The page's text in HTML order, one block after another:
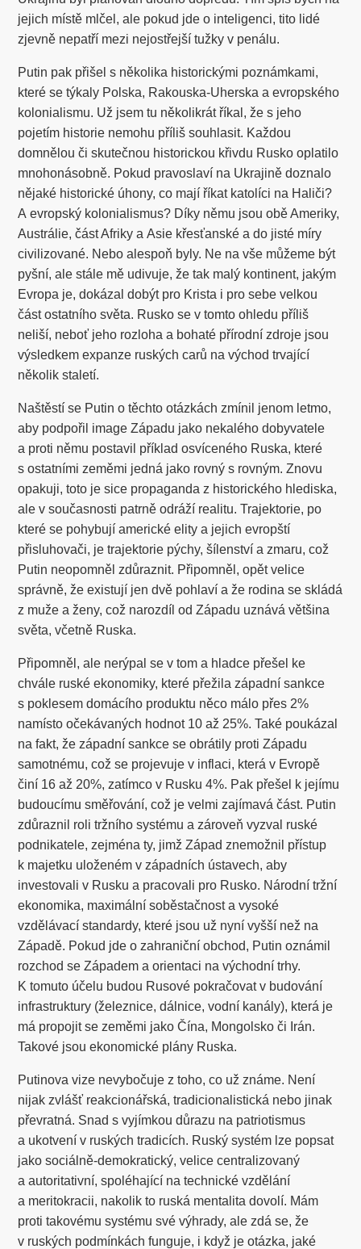
jejich místě mlčel, ale pokud jde o inteligenci, tito lidé
zjevně nepatří mezi nejostřejší tužky v penálu.
Putin pak přišel s několika historickými poznámkami,
které se týkaly Polska, Rakouska-Uherska a evropského
kolonialismu. Už jsem tu několikrát říkal, že s jeho
pojetím historie nemohu příliš souhlasit. Každou
domnělou či skutečnou historickou křivdu Rusko oplatilo
mnohonásobně. Pokud pravoslaví na Ukrajině doznalo
nějaké historické úhony, co mají říkat katolíci na Haliči?
A evropský kolonialismus? Díky němu jsou obě Ameriky,
Austrálie, část Afriky a Asie křesťanské a do jisté míry
civilizované. Nebo alespoň byly. Ne na vše můžeme být
pyšní, ale stále mě udivuje, že tak malý kontinent, jakým
Evropa je, dokázal dobýt pro Krista i pro sebe velkou
část ostatního světa. Rusko se v tomto ohledu příliš
neliší, neboť jeho rozloha a bohaté přírodní zdroje jsou
výsledkem expanze ruských carů na východ trvající
několik staletí.
Naštěstí se Putin o těchto otázkách zmínil jenom letmo,
aby podpořil image Západu jako nekalého dobyvatele
a proti němu postavil příklad osvíceného Ruska, které
s ostatními zeměmi jedná jako rovný s rovným. Znovu
opakuji, toto je sice propaganda z historického hlediska,
ale v současnosti patrně odráží realitu. Trajektorie, po
které se pohybují americké elity a jejich evropští
přisluhovači, je trajektorie pýchy, šílenství a zmaru, což
Putin neopomněl zdůraznit. Připomněl, opět velice
správně, že existují jen dvě pohlaví a že rodina se skládá
z muže a ženy, což narozdíl od Západu uznává většina
světa, včetně Ruska.
Připomněl, ale nerýpal se v tom a hladce přešel ke
chvále ruské ekonomiky, které přežila západní sankce
s poklesem domácího produktu něco málo přes 2%
namísto očekávaných hodnot 10 až 25%. Také poukázal
na fakt, že západní sankce se obrátily proti Západu
samotnému, což se projevuje v inflaci, která v Evropě
činí 16 až 20%, zatímco v Rusku 4%. Pak přešel k jejímu
budoucímu směřování, což je velmi zajímavá část. Putin
zdůraznil roli tržního systému a zároveň vyzval ruské
podnikatele, zejména ty, jimž Západ znemožnil přístup
k majetku uloženém v západních ústavech, aby
investovali v Rusku a pracovali pro Rusko. Národní tržní
ekonomika, maximální soběstačnost a vysoké
vzdělávací standardy, které jsou už nyní vyšší než na
Západě. Pokud jde o zahraniční obchod, Putin oznámil
rozchod se Západem a orientaci na východní trhy.
K tomuto účelu budou Rusové pokračovat v budování
infrastruktury (železnice, dálnice, vodní kanály), která je
má propojit se zeměmi jako Čína, Mongolsko či Irán.
Takové jsou ekonomické plány Ruska.
Putinova vize nevybočuje z toho, co už známe. Není
nijak zvlášť reakcionářská, tradicionalistická nebo jinak
převratná. Snad s vyjímkou důrazu na patriotismus
a ukotvení v ruských tradicích. Ruský systém lze popsat
jako sociálně-demokratický, velice centralizovaný
a autoritativní, spoléhající na technické vzdělání
a meritokracii, nakolik to ruská mentalita dovolí. Mám
proti takovému systému své výhrady, ale zdá se, že
v ruských podmínkách funguje, i když je otázka, jaké